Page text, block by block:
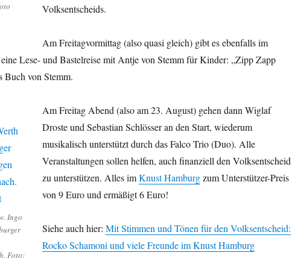
Volksentscheids.
Am Freitagvormittag (also quasi gleich) gibt es ebenfalls im
Lese- und Bastelreise mit Antje von Stemm für Kinder: „Zipp Zapp
Buch von Stemm.
Ingo
Foto:
Am Freitag Abend (also am 23. August) gehen dann Wiglaf
Droste und Sebastian Schlösser an den Start, wiederum
musikalisch unterstützt durch das Falco Trio (Duo). Alle
Veranstaltungen sollen helfen, auch finanziell den Volksentscheid
zu unterstützen. Alles imKnust Hamburgzum Unterstützer-Preis
von 9 Euro und ermäßigt 6 Euro!
Siehe auch hier: Mit Stimmen und Tönen für den Volksentscheid:
Rocko Schamoni und viele Freunde im Knust Hamburg